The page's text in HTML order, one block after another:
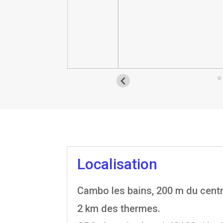
Localisation
Cambo les bains, 200 m du
2 km des thermes.